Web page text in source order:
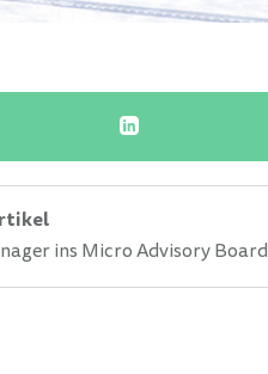
ins Micro Advisory Board